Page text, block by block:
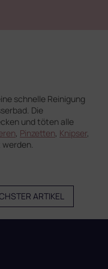
schnelle Reinigung
Die
und töten alle
, Pinzetten, Knipser,
ARTIKEL